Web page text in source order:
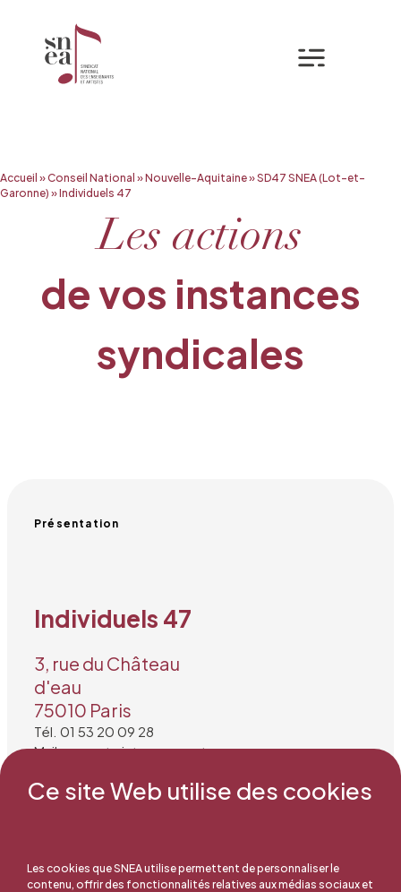
Ce site Web utilise des cookies
Les cookies que SNEA utilise permettent de personnaliser le
contenu, offrir des fonctionnalités relatives aux médias sociaux et
Aller
au
Accueil »Conseil National »Nouvelle-Aquitaine»SD47 SNEA (Lot-et-
Garonne) »Individuels 47
Les actions
de vos instances
syndicales
Présentation
Individuels 47
3, rue du Château
d'eau
75010 Paris
Tél. 01 53 20 09 28
Mail : secretariat@snea.net